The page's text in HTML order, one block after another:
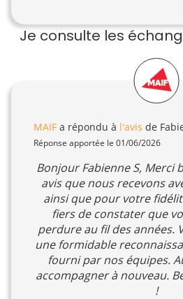
Je consulte les
MAIF a répondu à l'avis de
Réponse apportée le 01/06/2026
Bonjour Fabienne S, Merci
avis que nous recevons
ainsi que pour votre
fiers de constater que
perdure au fil des années.
une formidable
fourni par nos équipes.
accompagner à nouveau.
!